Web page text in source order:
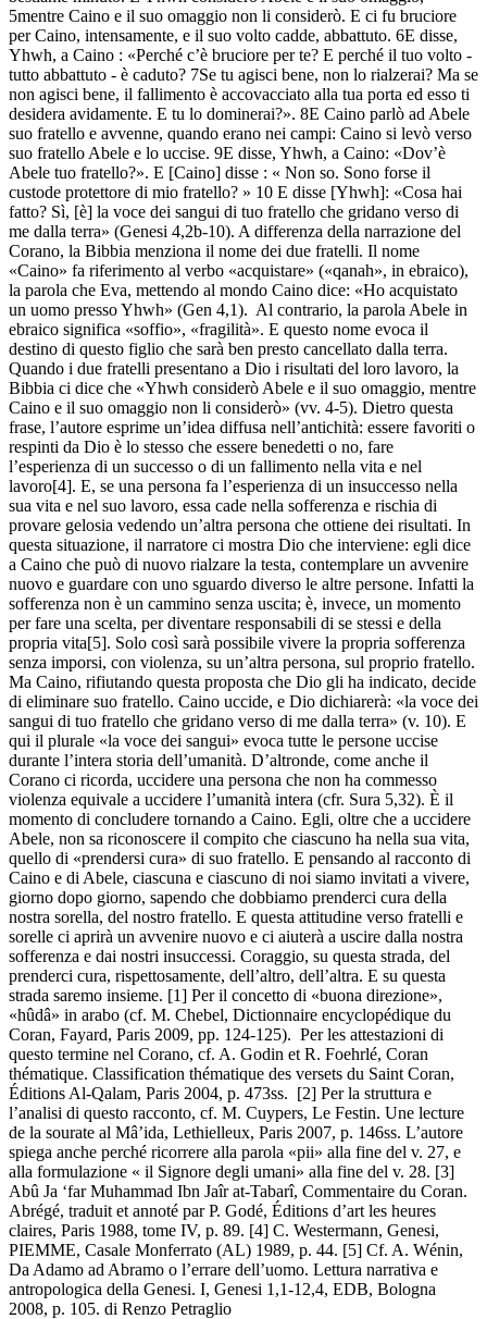
5mentre Caino e il suo omaggio non li considerò. E ci fu bruciore
per Caino, intensamente, e il suo volto cadde, abbattuto. 6E disse,
Yhwh, a Caino : «Perché c’è bruciore per te? E perché il tuo volto -
tutto abbattuto - è caduto? 7Se tu agisci bene, non lo rialzerai? Ma se
non agisci bene, il fallimento è accovacciato alla tua porta ed esso ti
desidera avidamente. E tu lo dominerai?». 8E Caino parlò ad Abele
suo fratello e avvenne, quando erano nei campi: Caino si levò verso
suo fratello Abele e lo uccise. 9E disse, Yhwh, a Caino: «Dov’è
Abele tuo fratello?». E [Caino] disse : « Non so. Sono forse il
custode protettore di mio fratello? » 10 E disse [Yhwh]: «Cosa hai
fatto? Sì, [è] la voce dei sangui di tuo fratello che gridano verso di
me dalla terra» (Genesi 4,2b-10). A differenza della narrazione del
Corano, la Bibbia menziona il nome dei due fratelli. Il nome
«Caino» fa riferimento al verbo «acquistare» («qanah», in ebraico),
la parola che Eva, mettendo al mondo Caino dice: «Ho acquistato
un uomo presso Yhwh» (Gen 4,1). Al contrario, la parola Abele in
ebraico significa «soffio», «fragilità». E questo nome evoca il
destino di questo figlio che sarà ben presto cancellato dalla terra.
Quando i due fratelli presentano a Dio i risultati del loro lavoro, la
Bibbia ci dice che «Yhwh considerò Abele e il suo omaggio, mentre
Caino e il suo omaggio non li considerò» (vv. 4-5). Dietro questa
frase, l’autore esprime un’idea diffusa nell’antichità: essere favoriti o
respinti da Dio è lo stesso che essere benedetti o no, fare
l’esperienza di un successo o di un fallimento nella vita e nel
lavoro[4]. E, se una persona fa l’esperienza di un insuccesso nella
sua vita e nel suo lavoro, essa cade nella sofferenza e rischia di
provare gelosia vedendo un’altra persona che ottiene dei risultati. In
questa situazione, il narratore ci mostra Dio che interviene: egli dice
a Caino che può di nuovo rialzare la testa, contemplare un avvenire
nuovo e guardare con uno sguardo diverso le altre persone. Infatti la
sofferenza non è un cammino senza uscita; è, invece, un momento
per fare una scelta, per diventare responsabili di se stessi e della
propria vita[5]. Solo così sarà possibile vivere la propria sofferenza
senza imporsi, con violenza, su un’altra persona, sul proprio fratello.
Ma Caino, rifiutando questa proposta che Dio gli ha indicato, decide
di eliminare suo fratello. Caino uccide, e Dio dichiarerà: «la voce dei
sangui di tuo fratello che gridano verso di me dalla terra» (v. 10). E
qui il plurale «la voce dei sangui» evoca tutte le persone uccise
durante l’intera storia dell’umanità. D’altronde, come anche il
Corano ci ricorda, uccidere una persona che non ha commesso
violenza equivale a uccidere l’umanità intera (cfr. Sura 5,32). È il
momento di concludere tornando a Caino. Egli, oltre che a uccidere
Abele, non sa riconoscere il compito che ciascuno ha nella sua vita,
quello di «prendersi cura» di suo fratello. E pensando al racconto di
Caino e di Abele, ciascuna e ciascuno di noi siamo invitati a vivere,
giorno dopo giorno, sapendo che dobbiamo prenderci cura della
nostra sorella, del nostro fratello. E questa attitudine verso fratelli e
sorelle ci aprirà un avvenire nuovo e ci aiuterà a uscire dalla nostra
sofferenza e dai nostri insuccessi. Coraggio, su questa strada, del
prenderci cura, rispettosamente, dell’altro, dell’altra. E su questa
strada saremo insieme. [1] Per il concetto di «buona direzione»,
«hûdâ» in arabo (cf. M. Chebel, Dictionnaire encyclopédique du
Coran, Fayard, Paris 2009, pp. 124-125). Per les attestazioni di
questo termine nel Corano, cf. A. Godin et R. Foehrlé, Coran
thématique. Classification thématique des versets du Saint Coran,
Éditions Al-Qalam, Paris 2004, p. 473ss. [2] Per la struttura e
l’analisi di questo racconto, cf. M. Cuypers, Le Festin. Une lecture
de la sourate al Mâ’ida, Lethielleux, Paris 2007, p. 146ss. L’autore
spiega anche perché ricorrere alla parola «pii» alla fine del v. 27, e
alla formulazione « il Signore degli umani» alla fine del v. 28. [3]
Abû Ja ‘far Muhammad Ibn Jaîr at-Tabarî, Commentaire du Coran.
Abrégé, traduit et annoté par P. Godé, Éditions d’art les heures
claires, Paris 1988, tome IV, p. 89. [4] C. Westermann, Genesi,
PIEMME, Casale Monferrato (AL) 1989, p. 44. [5] Cf. A. Wénin,
Da Adamo ad Abramo o l’errare dell’uomo. Lettura narrativa e
antropologica della Genesi. I, Genesi 1,1-12,4, EDB, Bologna
2008, p. 105. di Renzo Petraglio